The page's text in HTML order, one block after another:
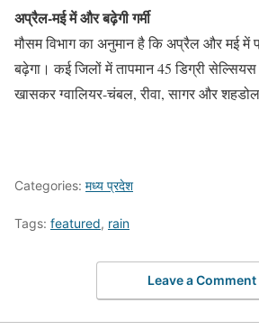
अप्रैल-मई में और बढ़ेगी गर्मी
मौसम विभाग का अनुमान है कि अप्रैल और मई में
बढ़ेगा। कई जिलों में तापमान 45 डिग्री
खासकर ग्वालियर-चंबल, रीवा, सागर और
Categories: मध्य प्रदेश
Tags: featured, rain
Leave a Comment